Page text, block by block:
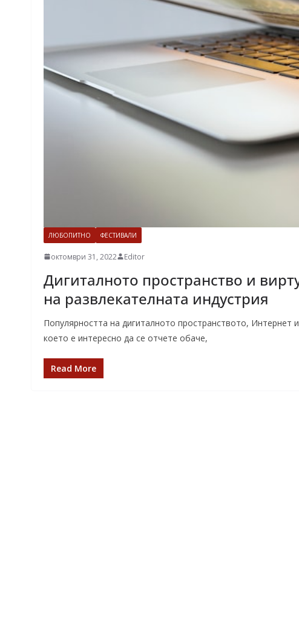
ЛЮБОПИТНО ФЕСТИВАЛИ
октомври 31, 2022 Editor
Дигиталното пространство и
на развлекателната индустрия
Популярността на дигиталното пространството, Интернет
което е интересно да се отчете обаче,
Read More